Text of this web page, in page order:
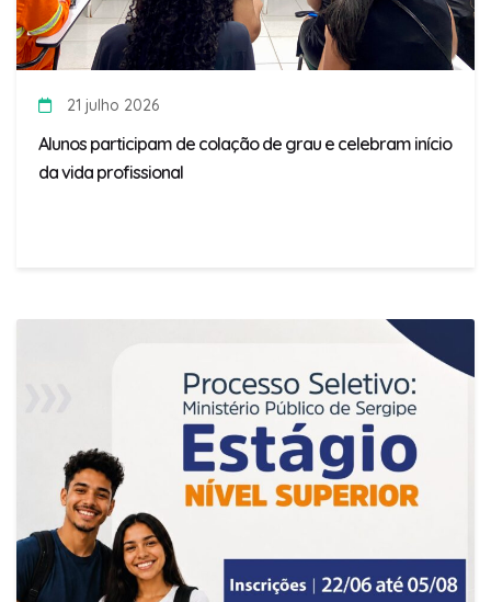
21 julho 2026
Alunos participam de colação de grau e celebram início
da vida profissional